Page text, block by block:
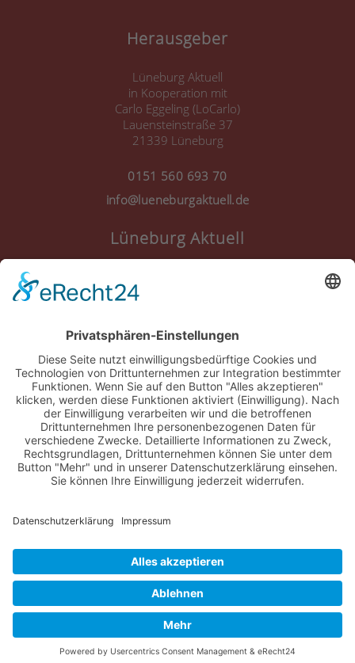
Herausgeber
Lüneburg Aktuell
in Kooperation mit
Carlo Eggeling (LoCarlo)
Lauensteinstraße 37
21339 Lüneburg
0151 560 693 70
info@lueneburgaktuell.de
Lüneburg Aktuell
Nutzungsbedingungen
Über Uns
Datenschutz
Kontakt
Impressum
Cookie-Einstellungen
// Realisiert von